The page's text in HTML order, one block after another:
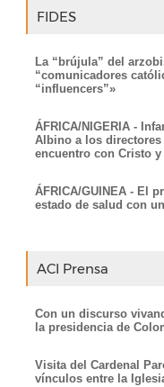
FIDES
La “brújula” del
“comunicadores
“influencers”»
ÁFRICA/NIGERIA -
Albino a los directores
encuentro con Cristo
ÁFRICA/GUINEA - El
estado de salud con
ACI Prensa
Con un discurso
la presidencia de
Visita del Cardenal
vínculos entre la